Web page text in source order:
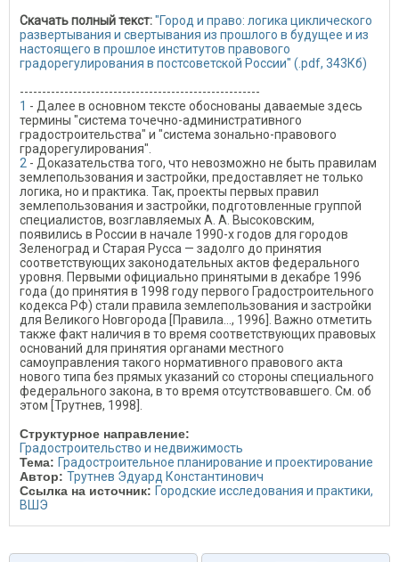
Скачать полный текст:"Город и право: логика циклического
развертывания и свертывания из прошлого в будущее и из
настоящего в прошлое институтов правового
градорегулирования в постсоветской России" (.pdf, 343Кб)
------------------------------------------------------
1 - Далее в основном тексте обоснованы даваемые здесь
термины "система точечно-административного
градостроительства" и "система зонально-правового
градорегулирования".
2 - Доказательства того, что невозможно не быть правилам
землепользования и застройки, предоставляет не только
логика, но и практика. Так, проекты первых правил
землепользования и застройки, подготовленные группой
специалистов, возглавляемых А. А. Высоковским,
появились в России в начале 1990-х годов для городов
Зеленоград и Старая Русса — задолго до принятия
соответствующих законодательных актов федерального
уровня. Первыми официально принятыми в декабре 1996
года (до принятия в 1998 году первого Градостроительного
кодекса РФ) стали правила землепользования и застройки
для Великого Новгорода [Правила…, 1996]. Важно отметить
также факт наличия в то время соответствующих правовых
оснований для принятия органами местного
самоуправления такого нормативного правового акта
нового типа без прямых указаний со стороны специального
федерального закона, в то время отсутствовавшего. См. об
этом [Трутнев, 1998].
Структурное направление:
Градостроительство и недвижимость
Тема: Градостроительное планирование и проектирование
Автор: Трутнев Эдуард Константинович
Ссылка на источник: Городские исследования и практики,
ВШЭ